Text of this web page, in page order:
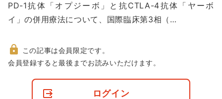
PD-1抗体「オプジーボ」と抗CTLA-4抗体「ヤーボ
イ」の併用療法について、国際臨床第3相（…
非
この記事は会員限定です。
会員登録すると最後までお読みいただけます。
ログイン